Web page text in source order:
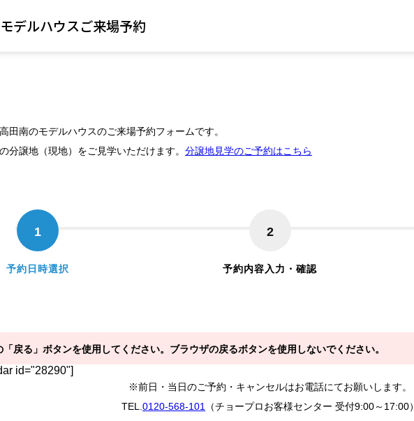
デルハウスご来場予約
田南のモデルハウスのご来場予約フォームです。
分譲地（現地）をご見学いただけます。 分譲地見学のご予約はこちら
1
予約日時選択
2
予約内容入力・確認
「戻る」ボタンを使用してください。ブラウザの戻るボタンを使用しないでください。
id="28290"]
※前日・当日のご予約・キャンセルはお電話にてお願いします。
TEL. 0120-568-101 （チョープロお客様センター 受付9:00～17:00）